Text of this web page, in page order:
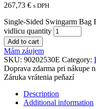
267,73 € s DPH
Single-Sided Swingarm Bag
vidlicu quantity
Add to cart
Mám záujem
SKU: 90202530E Category:
Doprava zdarma pri nákupe
Záruka vrátenia peňazí
Description
Additional information